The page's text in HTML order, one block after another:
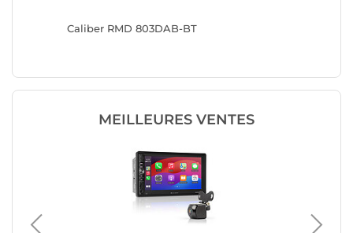
Caliber RMD 803DAB-BT
MEILLEURES VENTES